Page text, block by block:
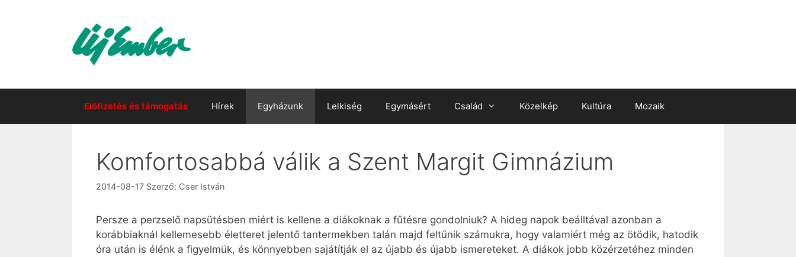
Előfizetés és támogatás Hírek Egyházunk Lelkiség Egymásért Család Közelkép Kultúra Mozaik
Komfortosabbá válik a Szent Margit Gimnázium
2014-08-17 Szerző: Cser István
Persze a perzselő napsütésben miért is kellene a diákoknak a fűtésre gondolniuk? A hideg napok beálltával azonban a
korábbiaknál kellemesebb életteret jelentő tantermekben talán majd feltűnik számukra, hogy valamiért még az ötödik, hatodik
óra után is élénk a figyelmük, és könnyebben sajátítják el az újabb és újabb ismereteket. A diákok jobb közérzetéhez minden